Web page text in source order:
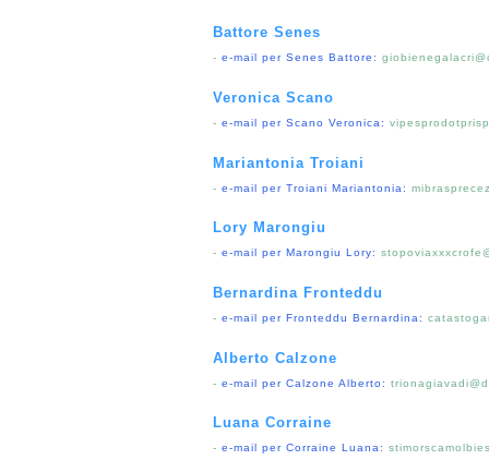
Battore Senes
- e-mail per Senes Battore:
Veronica Scano
- e-mail per Scano Veronica:
Mariantonia Troiani
- e-mail per Troiani Mariantonia:
Lory Marongiu
- e-mail per Marongiu Lory:
Bernardina Fronteddu
- e-mail per Fronteddu Bernardina:
Alberto Calzone
- e-mail per Calzone Alberto:
Luana Corraine
- e-mail per Corraine Luana: